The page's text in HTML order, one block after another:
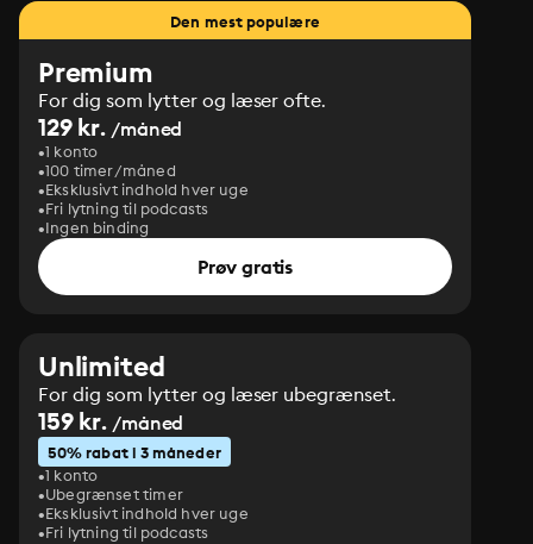
Den mest populære
Premium
For dig som lytter og læser ofte.
129 kr. /måned
1 konto
100 timer/måned
Eksklusivt indhold hver uge
Fri lytning til podcasts
Ingen binding
Prøv gratis
Unlimited
For dig som lytter og læser ubegrænset.
159 kr. /måned
50% rabat i 3 måneder
1 konto
Ubegrænset timer
Eksklusivt indhold hver uge
Fri lytning til podcasts